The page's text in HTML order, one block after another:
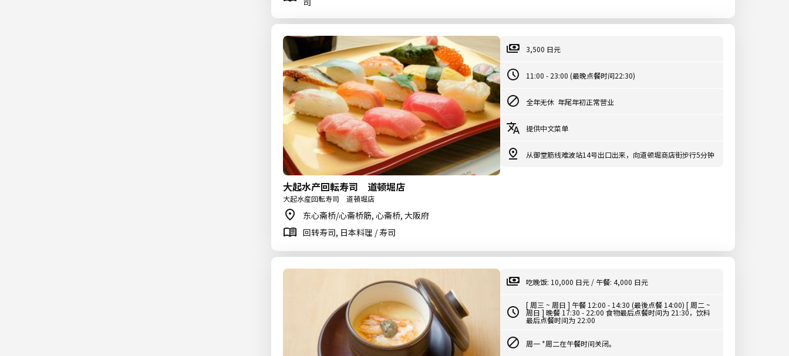
大起水产回転寿司 道顿堀店
大起水産回転寿司 道頓堀店
东心斋桥/心斋桥筋, 心斋桥, 大阪府
回转寿司, 日本料理 / 寿司
3,500 日元
11:00 - 23:00 (最晚点餐时间22:30)
全年无休 年尾年初正常营业
提供中文菜单
从御堂筋线难波站14号出口出来，向道顿堀商店街步行5分钟
吃晚饭: 10,000 日元 / 午餐: 4,000 日元
[ 周三 ~ 周日 ] 午餐 12:00 - 14:30 (最後点餐 14:00) [ 周二 ~
周日 ] 晚餐 17:30 - 22:00 食物最后点餐时间为 21:30，饮料
最后点餐时间为 22:00
周一 *周二在午餐时间关闭。